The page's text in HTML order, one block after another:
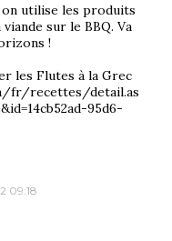
on utilise les produits
sur le BBQ. Va
!
les Flutes à la Grec
fr/recettes/detail.as
95d6-
09:18